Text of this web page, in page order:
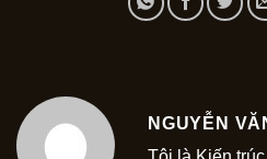
NGUYỄN